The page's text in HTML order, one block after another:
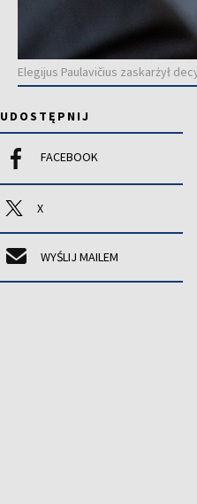
Elegijus Paulavičius zaskarżył
UDOSTĘPNIJ
FACEBOOK
X
WYŚLIJ MAILEM